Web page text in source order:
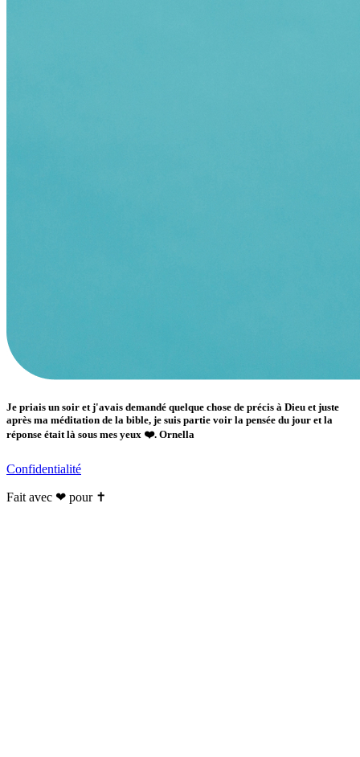
Je priais un soir et j'avais demandé quelque chose de précis à Dieu et juste
après ma méditation de la bible, je suis partie voir la pensée du jour et la
réponse était là sous mes yeux ❤️. Ornella
Confidentialité
Fait avec ❤ pour ✝️️